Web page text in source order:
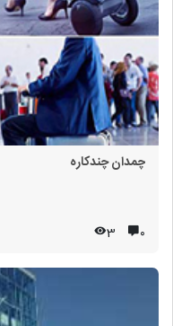
چمدان چندکاره
۰ 3